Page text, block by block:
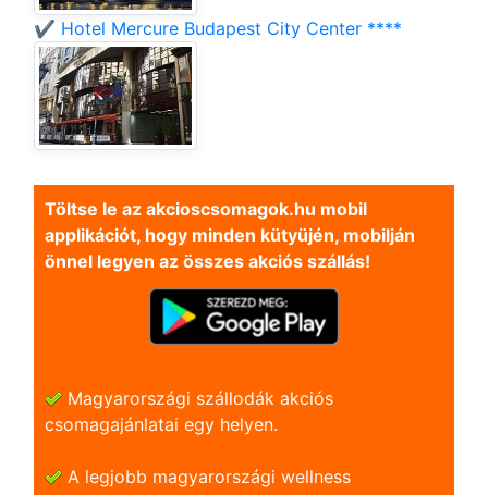
✔️ Hotel Mercure Budapest City Center ****
Töltse le az akcioscsomagok.hu mobil
applikációt, hogy minden kütyüjén, mobilján
önnel legyen az összes akciós szállás!
Magyarországi szállodák akciós
csomagajánlatai egy helyen.
A legjobb magyarországi wellness